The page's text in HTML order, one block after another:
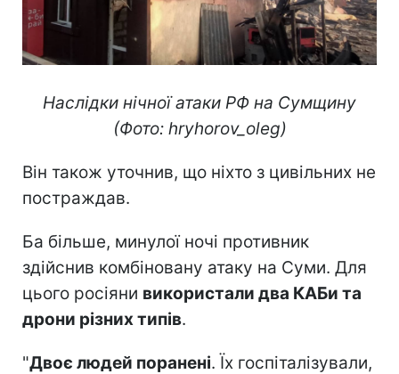
Наслідки нічної атаки РФ на Сумщину
(Фото: hryhorov_oleg)
Він також уточнив, що ніхто з цивільних не
постраждав.
Ба більше, минулої ночі противник
здійснив комбіновану атаку на Суми. Для
цього росіяни використали два КАБи та
дрони різних типів.
"Двоє людей поранені. Їх госпіталізували,